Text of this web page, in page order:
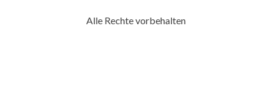
Alle Rechte vorbehalten